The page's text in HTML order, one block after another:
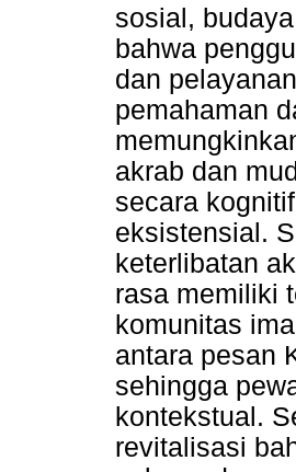
sosial,
bahwa
dan
pemahaman
akrab dan
secara
eksistensial.
keterlibatan
rasa memiliki
komunitas
antara pesan
sehingga
kontekstual.
revitalisasi